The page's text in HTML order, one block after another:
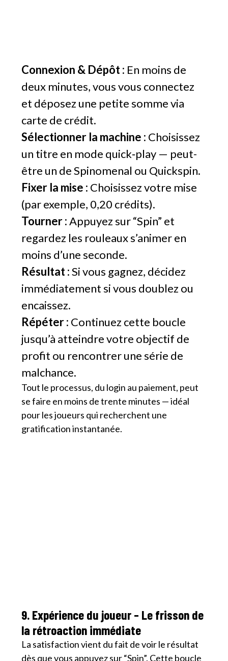
Connexion & Dépôt : En moins de
deux minutes, vous vous connectez
et déposez une petite somme via
carte de crédit.
Sélectionner la machine : Choisissez
un titre en mode quick‑play — peut-
être un de Spinomenal ou Quickspin.
Fixer la mise : Choisissez votre mise
(par exemple, 0,20 crédits).
Tourner :Appuyez sur “Spin” et
regardez les rouleaux s’animer en
moins d’une seconde.
Résultat :Si vous gagnez, décidez
immédiatement si vous doublez ou
encaissez.
Répéter : Continuez cette boucle
jusqu’à atteindre votre objectif de
profit ou rencontrer une série de
malchance.
Tout le processus, du login au paiement, peut
se faire en moins de trente minutes — idéal
pour les joueurs qui recherchent une
gratification instantanée.
9. Expérience du joueur – Le frisson de
la rétroaction immédiate
La satisfaction vient du fait de voir le résultat
dès que vous appuyez sur “Spin”. Cette boucle